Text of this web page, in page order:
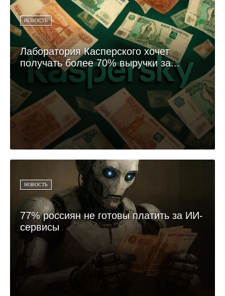
НОВОСТЬ
Лаборатория Касперского хочет
получать более 70% выручки за...
НОВОСТЬ
77% россиян не готовы платить за ИИ-
сервисы